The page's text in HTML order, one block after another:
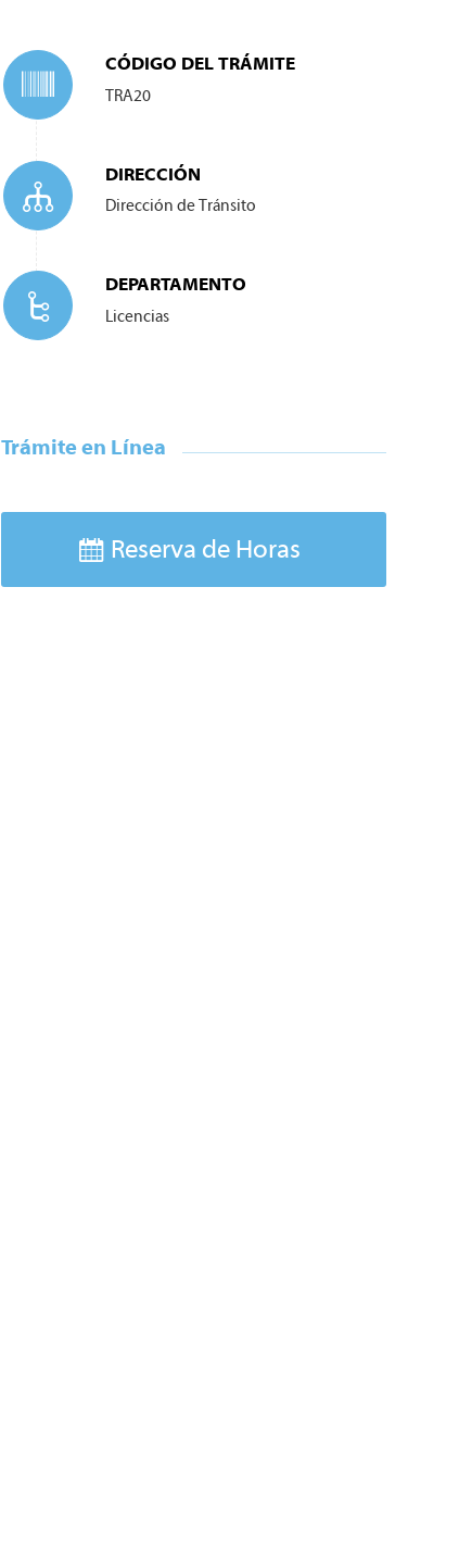
CÓDIGO DEL TRÁMITE
TRA20
DIRECCIÓN
Dirección deTránsito
DEPARTAMENTO
Licencias
Trámite en Línea
Reserva de Horas